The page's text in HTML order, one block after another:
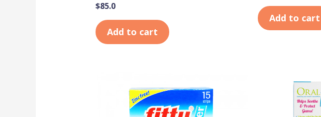
$85.0
Add to cart
Add to cart